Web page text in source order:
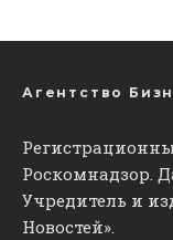
Агентство
Роскомнадзор.
Учредитель и
Новостей».